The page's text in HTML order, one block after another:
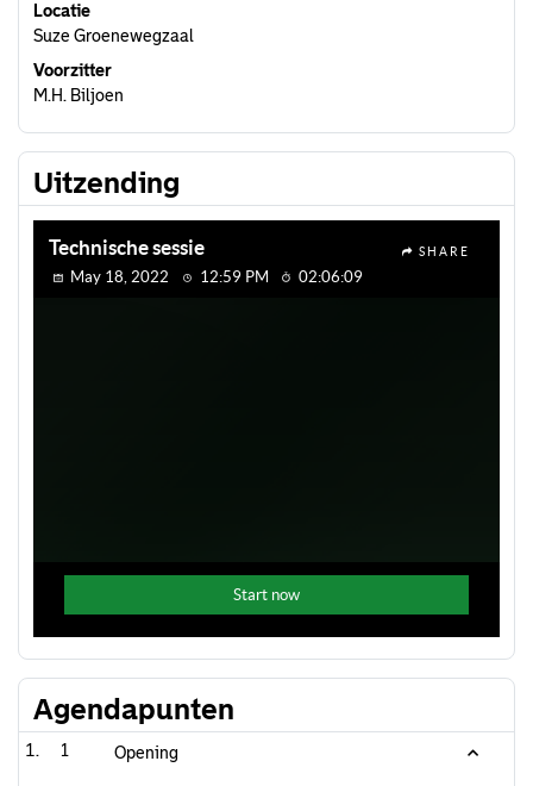
Locatie
Suze Groenewegzaal
Voorzitter
M.H. Biljoen
Uitzending
Agendapunten
1 Opening